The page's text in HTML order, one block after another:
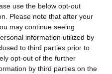
use the below opt-out
Please note that after your
may continue seeing
information utilized by
to third parties prior to
opt-out of the further
by third parties on the